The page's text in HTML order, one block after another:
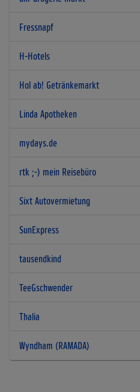
Fressnapf
H-Hotels
Hol ab! Getränkemarkt
Linda Apotheken
mydays.de
rtk ;-) mein Reisebüro
Sixt Autovermietung
SunExpress
tausendkind
TeeGschwender
Thalia
Wyndham (RAMADA)